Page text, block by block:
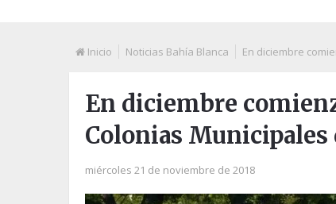
Inicio Noticias Bahía Blanca En diciembre
En diciembre
Colonias Municipales
miércoles 21 de noviembre de 2018